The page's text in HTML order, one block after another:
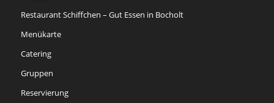
Restaurant Schiffchen – Gut Essen in Bocholt
Menükarte
Catering
Gruppen
Reservierung